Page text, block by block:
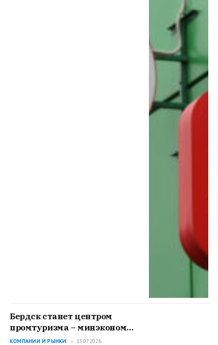
Бердск станет центром
промтуризма – минэконом
НСО
КОМПАНИИ И РЫНКИ 15.07.2026